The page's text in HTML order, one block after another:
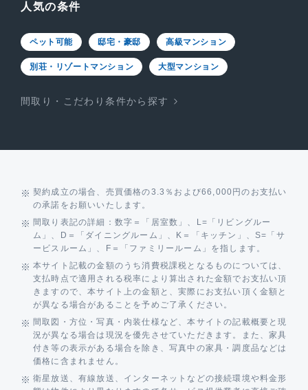
人気の条件
ペット可能 邸宅・豪邸 高級マンション
別荘・リゾートマンション 大型マンション
間取り・こだわり条件から探す
契約成立の場合、売買価格の3.3％および66,000円のお支払い
の承諾をお願いいたします。
間取り表記の詳細：数字＝「居室数」、L=「リビングルー
ム」、D＝「ダイニングルーム」、K＝「キッチン」、S=「サ
ービスルーム」、F＝「ファミリールーム」を指します。
本サイト記載の金額のうち消費税課税となるものについては、
支払時点で適用される税率により算出された金額でお支払い頂
きますので、本サイト上の金額と、実際にお支払い頂く金額と
が異なる場合があることを予めご了承ください。
間取図・方位・写真・内装仕様など、本サイトの記載概要と現
況が異なる場合は現況を優先させていただきます。また、家具
付き等の表示がある場合を除き、写真中の家具・調度品などは
価格に含まれません。
衛星放送、有線放送、インターネットなどの接続環境や料金形